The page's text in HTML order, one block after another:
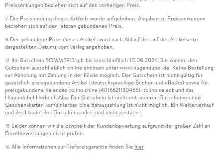
Preissenkungen beziehen sich auf den vorherigen Preis.
7 Die Preisbindung dieses Artikels wurde aufgehoben. Angaben zu Preissenkungen
beziehen sich auf den letzten gebundenen Preis.
8 Der gebundene Preis dieses Artikels wird nach Ablauf des auf der Artikelseite
dargestellten Datums vom Verlag angehoben.
12 Ihr Gutschein SOMMER13 gilt bis einschließlich 10.08.2026. Sie können den
Gutschein ausschließlich online einlösen unter www.hugendubel.de. Keine Bestellung
zur Abholung mit Zahlung in der Filiale möglich. Der Gutschein ist nicht gültig für
gesetzlich preisgebundene Artikel (deutschsprachige Bücher und eBooks) sowie für
preisgebundene Kalender, tolino shine (4016621130466), tolino select und das
Hugendubel Hörbuch Abo. Der Gutschein ist nicht mit anderen Gutscheinen und
Geschenkkarten kombinierbar. Eine Barauszahlung ist nicht möglich. Ein Weiterverkauf
und der Handel des Gutscheincodes sind nicht gestattet.
15 Leider können wir die Echtheit der Kundenbewertung aufgrund der großen Zahl an
Einzelbewertungen nicht prüfen.
16 Alle Informationen zur Tiefpreisgarantie finden Sie hier